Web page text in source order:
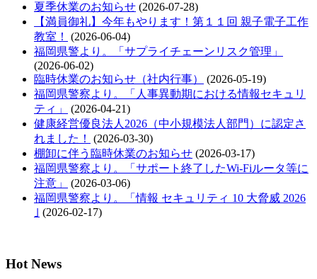
夏季休業のお知らせ (2026-07-28)
【満員御礼】今年もやります！第１１回 親子電子工作
教室！
(2026-06-04)
福岡県警より。「サプライチェーンリスク管理」
(2026-06-02)
臨時休業のお知らせ（社内行事）
(2026-05-19)
福岡県警察より。「人事異動期における情報セキュリ
ティ」
(2026-04-21)
健康経営優良法人2026（中小規模法人部門）に認定さ
れました！
(2026-03-30)
棚卸に伴う臨時休業のお知らせ (2026-03-17)
福岡県警察より。「サポート終了したWi-Fiルータ等に
注意」
(2026-03-06)
福岡県警察より。「情報 セキュリティ 10 大脅威 2026
｣ (2026-02-17)
Hot News